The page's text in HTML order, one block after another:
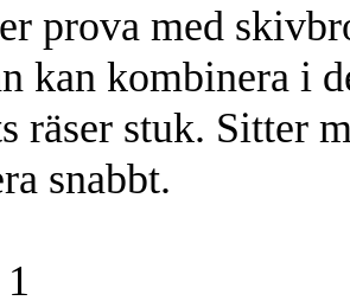
prova med
kan kombinera i
räser stuk. Sitter
snabbt.